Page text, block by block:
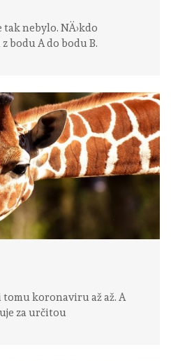
nebylo. NÄ›kdo
bodu A do bodu B.
tomu koronaviru až až. A
za určitou